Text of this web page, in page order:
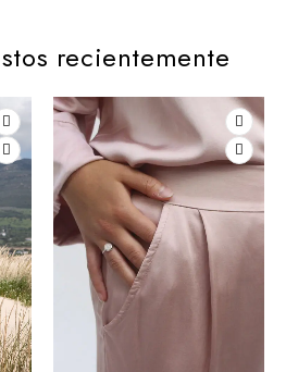
recientemente